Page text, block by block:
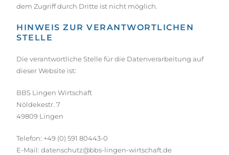
dem Zugriff durch Dritte ist nicht möglich.
HINWEIS ZUR VERANTWORTLICHEN
STELLE
Die verantwortliche Stelle für die Datenverarbeitung auf
dieser Website ist:
BBS Lingen Wirtschaft
Nöldekestr. 7
49809 Lingen
Telefon: +49 (0) 591 80443-0
E-Mail: datenschutz@bbs-lingen-wirtschaft.de